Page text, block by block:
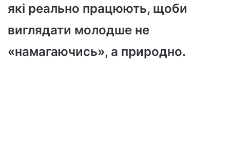
які реально працюють, щоби
виглядати молодше не
«намагаючись», а природно.